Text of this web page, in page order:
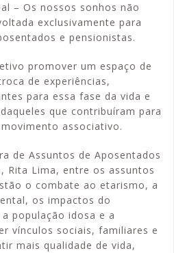
– Os nossos sonhos não
exclusivamente para
e pensionistas.
promover um espaço de
de experiências,
para essa fase da vida e
que contribuíram para
associativo.
de Assuntos de Aposentados
Rita Lima, entre os assuntos
o combate ao etarismo, a
os impactos do
população idosa e a
vínculos sociais, familiares e
mais qualidade de vida,